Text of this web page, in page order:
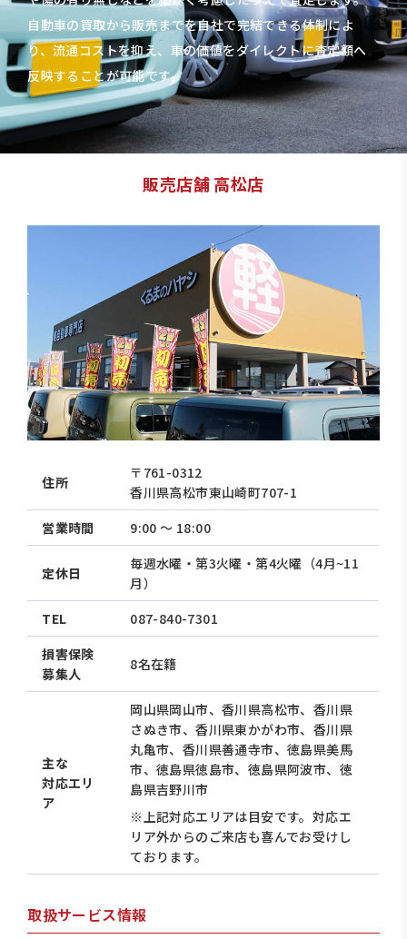
自動車の買取から販売までを自社で完結できる体制によ
り、流通コストを抑え、車の価値をダイレクトに査定額へ
反映することが可能です。
販売店舗 高松店
住所
〒761-0312
香川県高松市東山崎町707-1
営業時間
9:00 〜 18:00
定休日
毎週水曜・第3火曜・第4火曜（4月~11
月）
TEL
087-840-7301
損害保険
募集人
8名在籍
主な
対応エリ
ア
岡山県岡山市、香川県高松市、香川県
さぬき市、香川県東かがわ市、香川県
丸亀市、香川県善通寺市、徳島県美馬
市、徳島県徳島市、徳島県阿波市、徳
島県吉野川市
※上記対応エリアは目安です。対応エ
リア外からのご来店も喜んでお受けし
ております。
取扱サービス情報